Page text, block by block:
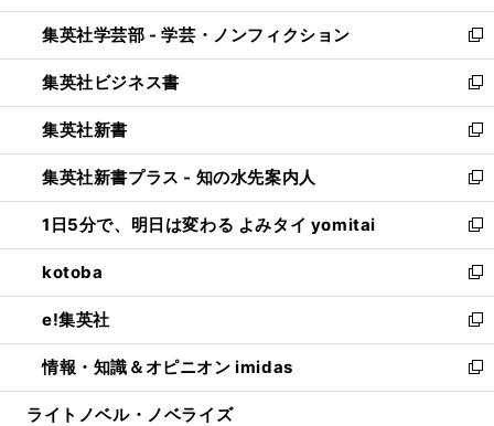
開
く
ウ
で
開
く
ン
ド
ウ
で
開
く
ウ
ィ
ン
ド
ウ
で
開
く
集英社学芸部 - 学芸・ノンフィクション
新
し
い
ウ
ィ
ン
ド
ウ
で
開
く
集英社ビジネス書
新
し
い
ウ
ィ
ン
ド
ウ
で
開
く
集英社新書
新
し
い
ウ
ィ
ン
ド
ウ
で
開
く
集英社新書プラス - 知の水先案内人
新
し
い
ウ
ィ
ン
ド
ウ
で
開
1日5分で、明日は変わる よみタイ yomitai
新
し
い
ウ
ィ
ン
ド
ウ
kotoba
新
し
い
ウ
ィ
ン
e!集英社
新
し
い
ウ
情報・知識＆オピニオン imidas
新
し
ライトノベル・ノベライズ